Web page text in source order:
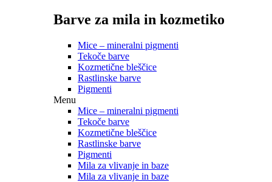
Barve za mila in kozmetiko
Mice – mineralni pigmenti
Tekoče barve
Kozmetične bleščice
Rastlinske barve
Pigmenti
Menu
Mice – mineralni pigmenti
Tekoče barve
Kozmetične bleščice
Rastlinske barve
Pigmenti
Mila za vlivanje in baze
Mila za vlivanje in baze